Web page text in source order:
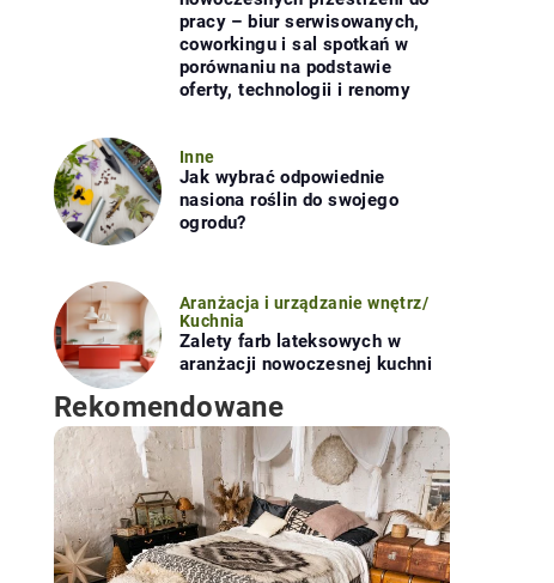
pracy – biur serwisowanych,
coworkingu i sal spotkań w
porównaniu na podstawie
oferty, technologii i renomy
Inne
Jak wybrać odpowiednie
nasiona roślin do swojego
ogrodu?
Aranżacja i urządzanie wnętrz/
Kuchnia
Zalety farb lateksowych w
aranżacji nowoczesnej kuchni
Rekomendowane